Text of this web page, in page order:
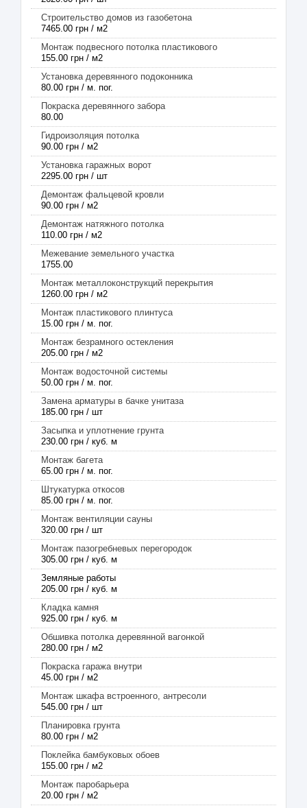
Строительство домов из газобетона
7465.00 грн / м2
Монтаж подвесного потолка пластикового
155.00 грн / м2
Установка деревянного подоконника
80.00 грн / м. пог.
Покраска деревянного забора
80.00
Гидроизоляция потолка
90.00 грн / м2
Установка гаражных ворот
2295.00 грн / шт
Демонтаж фальцевой кровли
90.00 грн / м2
Демонтаж натяжного потолка
110.00 грн / м2
Межевание земельного участка
1755.00
Монтаж металлоконструкций перекрытия
1260.00 грн / м2
Монтаж пластикового плинтуса
15.00 грн / м. пог.
Монтаж безрамного остекления
205.00 грн / м2
Монтаж водосточной системы
50.00 грн / м. пог.
Замена арматуры в бачке унитаза
185.00 грн / шт
Засыпка и уплотнение грунта
230.00 грн / куб. м
Монтаж багета
65.00 грн / м. пог.
Штукатурка откосов
85.00 грн / м. пог.
Монтаж вентиляции сауны
320.00 грн / шт
Монтаж пазогребневых перегородок
305.00 грн / куб. м
Земляные работы
205.00 грн / куб. м
Кладка камня
925.00 грн / куб. м
Обшивка потолка деревянной вагонкой
280.00 грн / м2
Покраска гаража внутри
45.00 грн / м2
Монтаж шкафа встроенного, антресоли
545.00 грн / шт
Планировка грунта
80.00 грн / м2
Поклейка бамбуковых обоев
155.00 грн / м2
Монтаж паробарьера
20.00 грн / м2